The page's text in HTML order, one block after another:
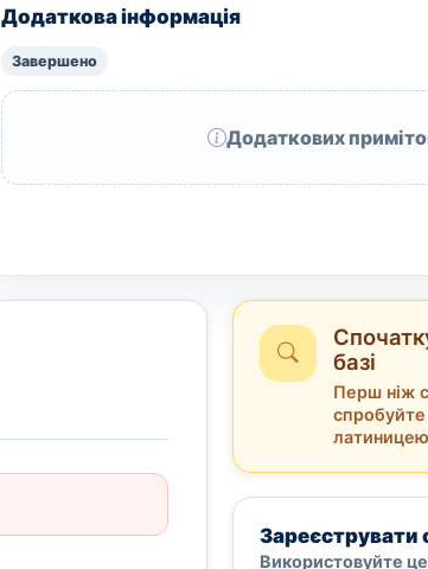
Додаткова інформація
Завершено
Додаткових
базі
Перш ніж
Зареєструвати
Використовуйте